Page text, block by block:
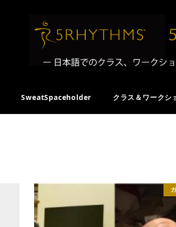
SweatSpaceholder クラス＆ワークシ